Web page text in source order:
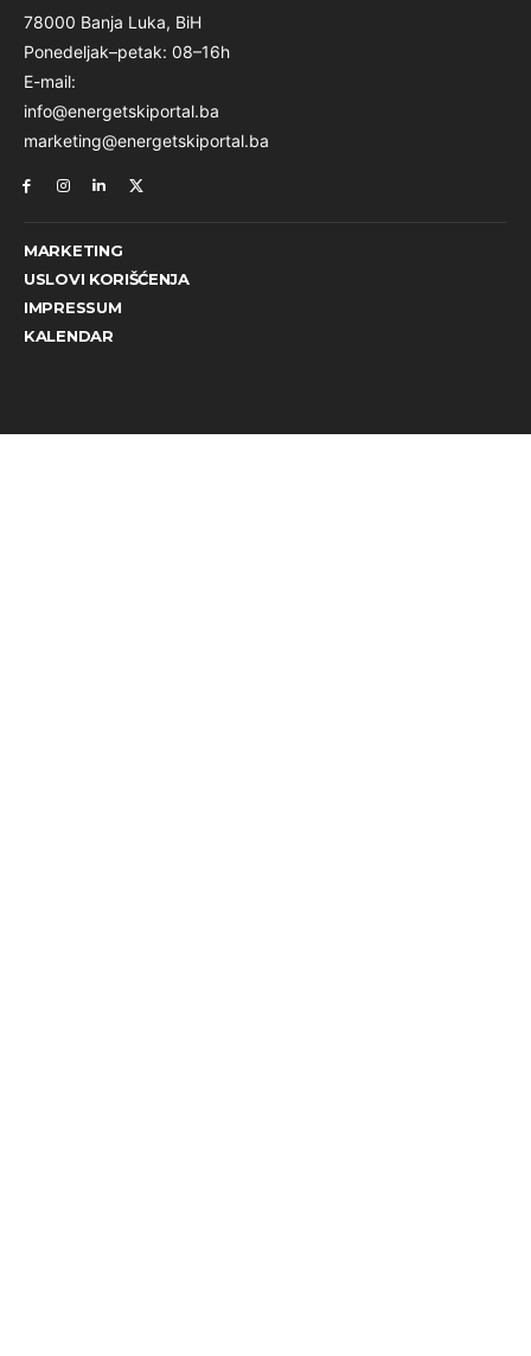
78000 Banja Luka, BiH
Ponedeljak–petak: 08–16h
E-mail:
info@energetskiportal.ba
marketing@energetskiportal.ba
MARKETING
USLOVI KORIŠĆENJA
IMPRESSUM
KALENDAR